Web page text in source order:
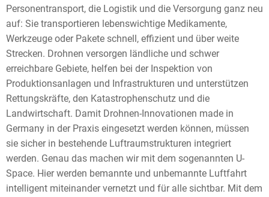
Personentransport, die Logistik und die Versorgung ganz neu
auf: Sie transportieren lebenswichtige Medikamente,
Werkzeuge oder Pakete schnell, effizient und über weite
Strecken. Drohnen versorgen ländliche und schwer
erreichbare Gebiete, helfen bei der Inspektion von
Produktionsanlagen und Infrastrukturen und unterstützen
Rettungskräfte, den Katastrophenschutz und die
Landwirtschaft. Damit Drohnen-Innovationen made in
Germany in der Praxis eingesetzt werden können, müssen
sie sicher in bestehende Luftraumstrukturen integriert
werden. Genau das machen wir mit dem sogenannten U-
Space. Hier werden bemannte und unbemannte Luftfahrt
intelligent miteinander vernetzt und für alle sichtbar. Mit dem